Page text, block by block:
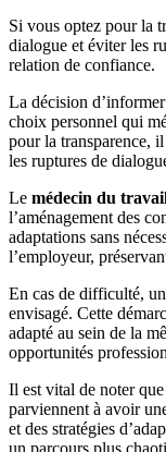
Si vous optez pour la
dialogue et éviter les
relation de confiance.
La décision
choix personnel qui
pour la transparence,
les ruptures de
Le médecin du
l’aménagement des
adaptations sans
l’employeur,
En cas de difficulté, un
envisagé. Cette
adapté au sein de la
opportunités
Il est vital de noter
parviennent à avoir
et des stratégies